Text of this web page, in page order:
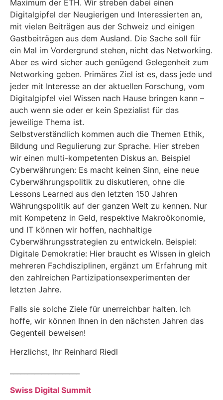
Maximum der ETH. Wir streben dabei einen
Digitalgipfel der Neugierigen und Interessierten an,
mit vielen Beiträgen aus der Schweiz und einigen
Gastbeiträgen aus dem Ausland. Die Sache soll für
ein Mal im Vordergrund stehen, nicht das Networking.
Aber es wird sicher auch genügend Gelegenheit zum
Networking geben. Primäres Ziel ist es, dass jede und
jeder mit Interesse an der aktuellen Forschung, vom
Digitalgipfel viel Wissen nach Hause bringen kann –
auch wenn sie oder er kein Spezialist für das
jeweilige Thema ist.
Selbstverständlich kommen auch die Themen Ethik,
Bildung und Regulierung zur Sprache. Hier streben
wir einen multi-kompetenten Diskus an. Beispiel
Cyberwährungen: Es macht keinen Sinn, eine neue
Cyberwährungspolitik zu diskutieren, ohne die
Lessons Learned aus den letzten 150 Jahren
Währungspolitik auf der ganzen Welt zu kennen. Nur
mit Kompetenz in Geld, respektive Makroökonomie,
und IT können wir hoffen, nachhaltige
Cyberwährungsstrategien zu entwickeln. Beispiel:
Digitale Demokratie: Hier braucht es Wissen in gleich
mehreren Fachdisziplinen, ergänzt um Erfahrung mit
den zahlreichen Partizipationsexperimenten der
letzten Jahre.
Falls sie solche Ziele für unerreichbar halten. Ich
hoffe, wir können Ihnen in den nächsten Jahren das
Gegenteil beweisen!
Herzlichst, Ihr Reinhard Riedl
Swiss Digital Summit